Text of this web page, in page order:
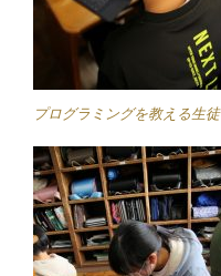
プログラミングを教える生徒